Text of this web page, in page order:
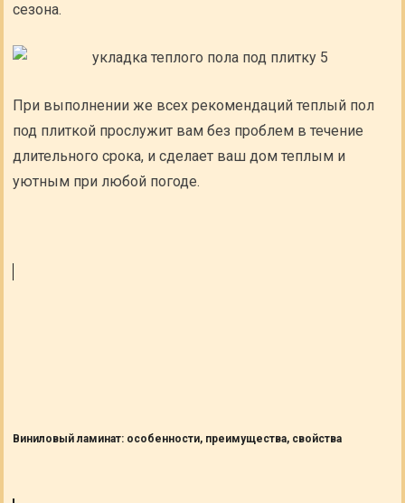
сезона.
При выполнении же всех рекомендаций теплый пол
под плиткой прослужит вам без проблем в течение
длительного срока, и сделает ваш дом теплым и
уютным при любой погоде.
Виниловый ламинат: особенности, преимущества, свойства